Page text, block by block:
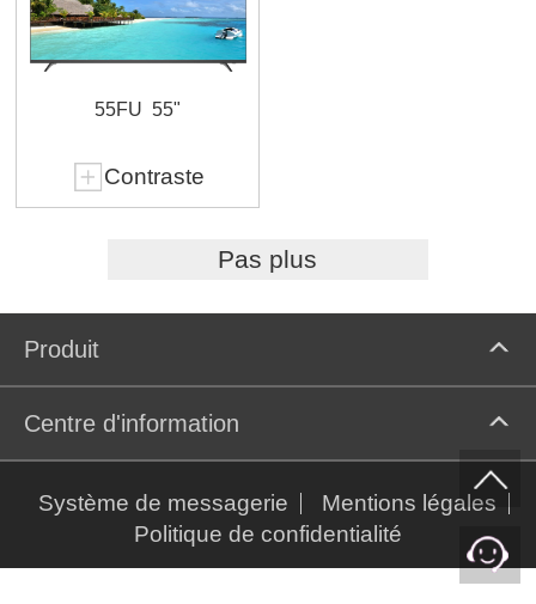
55FU 55"
Contraste
Pas plus
Produit
Centre d'information
Système de messagerie
Mentions légales
Politique de confidentialité